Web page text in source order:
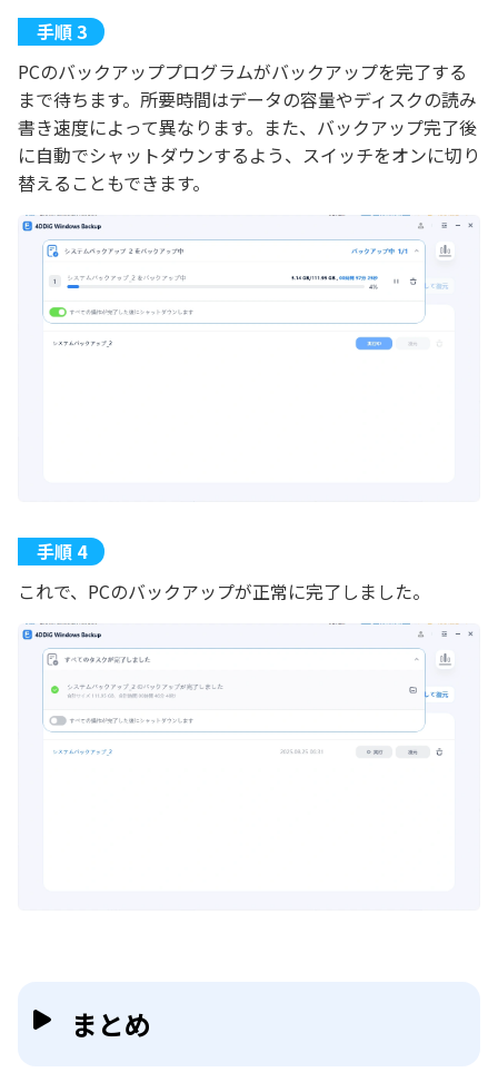
PCのバックアッププログラムがバックアップを完了する
まで待ちます。所要時間はデータの容量やディスクの読み
書き速度によって異なります。また、バックアップ完了後
に自動でシャットダウンするよう、スイッチをオンに切り
替えることもできます。
これで、PCのバックアップが正常に完了しました。
まとめ